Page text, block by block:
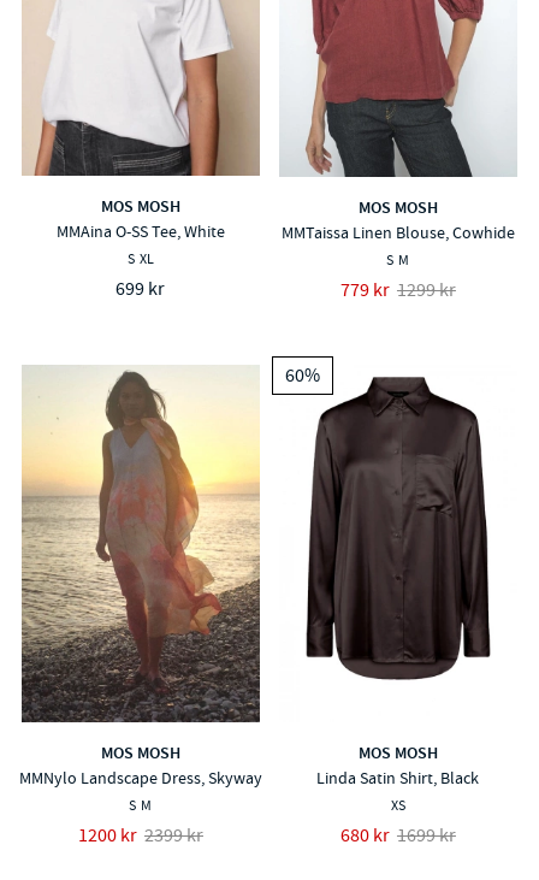
MOS MOSH
MMAina O-SS Tee, White
S XL
699 kr
MOS MOSH
MMTaissa Linen Blouse, Cowhide
S M
779 kr 1299 kr
MOS MOSH
MMNylo Landscape Dress, Skyway
S M
1200 kr 2399 kr
60%
MOS MOSH
Linda Satin Shirt, Black
XS
680 kr 1699 kr